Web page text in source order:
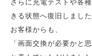
さらに充電テストや各
きる状態へ復旧しました
お客様からも、
「画面交換が必要かと